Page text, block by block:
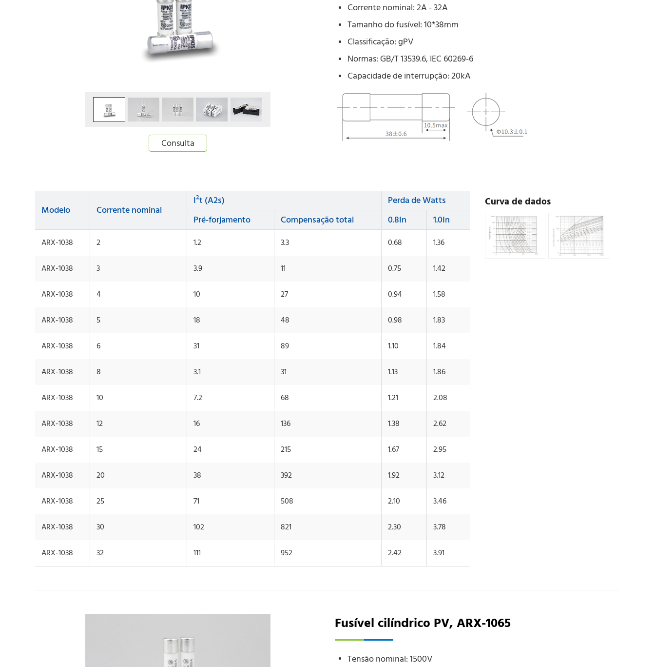
Consulta
Corrente nominal: 2A - 32A
Tamanho do fusível: 10*38mm
Classificação: gPV
Normas: GB/T 13539.6, IEC 60269-6
Capacidade de interrupção: 20kA
Modelo Corrente nominal
I²t (A2s)
Perda de Watts
Pré-forjamento
Compensação total 0.8In 1.0In
ARX-1038 2 1.2 3.3 0.68 1.36
ARX-1038 3 3.9 11 0.75 1.42
ARX-1038 4 10 27 0.94 1.58
ARX-1038 5 18 48 0.98 1.83
ARX-1038 6 31 89 1.10 1.84
ARX-1038 8 3.1 31 1.13 1.86
ARX-1038 10 7.2 68 1.21 2.08
ARX-1038 12 16 136 1.38 2.62
ARX-1038 15 24 215 1.67 2.95
ARX-1038 20 38 392 1.92 3.12
ARX-1038 25 71 508 2.10 3.46
ARX-1038 30 102 821 2.30 3.78
ARX-1038 32 111 952 2.42 3.91
Curva de dados
Fusível cilíndrico PV, ARX-1065
Tensão nominal: 1500V